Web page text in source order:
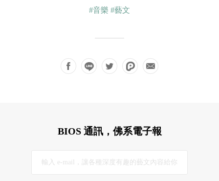
#音樂 #藝文
BIOS 通訊，佛系電子報